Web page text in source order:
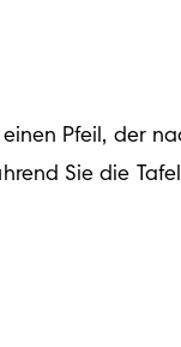
Pfeil, der
Sie die